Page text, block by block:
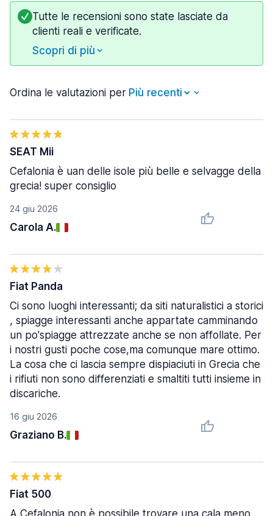
Tutte le recensioni sono state lasciate da
clienti reali e verificate.
Scopri di più
Ordina le valutazioni per
24 giu 2026
Carola A.
SEAT Mii
Cefalonia è uan delle isole più belle e selvagge della
grecia! super consiglio
16 giu 2026
Graziano B.
Fiat Panda
Ci sono luoghi interessanti; da siti naturalistici a storici
, spiagge interessanti anche appartate camminando
un po'spiagge attrezzate anche se non affollate. Per
i nostri gusti poche cose,ma comunque mare ottimo.
La cosa che ci lascia sempre dispiaciuti in Grecia che
i rifiuti non sono differenziati e smaltiti tutti insieme in
discariche.
Fiat 500
A Cefalonia non è possibile trovare una cala meno